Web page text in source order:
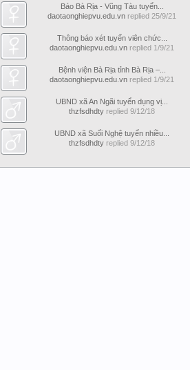
Báo Bà Rịa - Vũng Tàu tuyển...
daotaonghiepvu.edu.vn replied 25/9/21
Thông báo xét tuyển viên chức...
daotaonghiepvu.edu.vn replied 1/9/21
Bệnh viện Bà Rịa tỉnh Bà Rịa –...
daotaonghiepvu.edu.vn replied 1/9/21
UBND xã An Ngãi tuyển dụng vị...
thzfsdhdty replied 9/12/18
UBND xã Suối Nghệ tuyển nhiều...
thzfsdhdty replied 9/12/18